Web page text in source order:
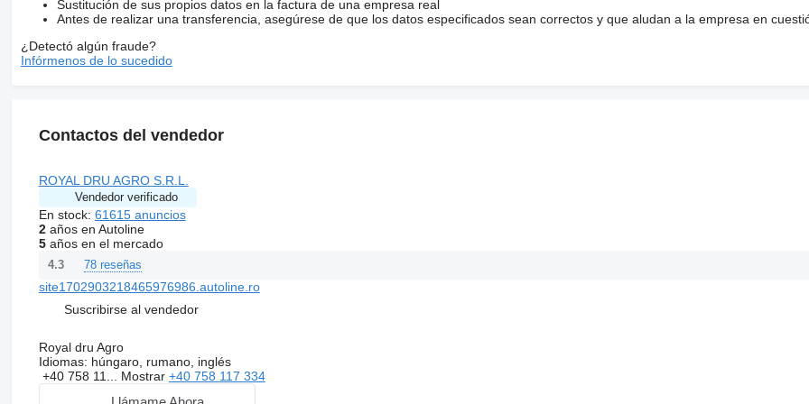
Sustitución de sus propios datos en la factura de una empresa real
Antes de realizar una transferencia, asegúrese de que los datos especificados sean correctos y que aludan a la empresa en
¿Detectó algún fraude?
Infórmenos de lo sucedido
Contactos del vendedor
ROYAL DRU AGRO S.R.L.
Vendedor verificado
En stock: 61615 anuncios
2años en Autoline
5años en el mercado
4.3 78 reseñas
site1702903218465976986.autoline.ro
Suscribirse al vendedor
Royal dru Agro
Idiomas: húngaro, rumano, inglés
+40 758 11... Mostrar +40 758 117 334